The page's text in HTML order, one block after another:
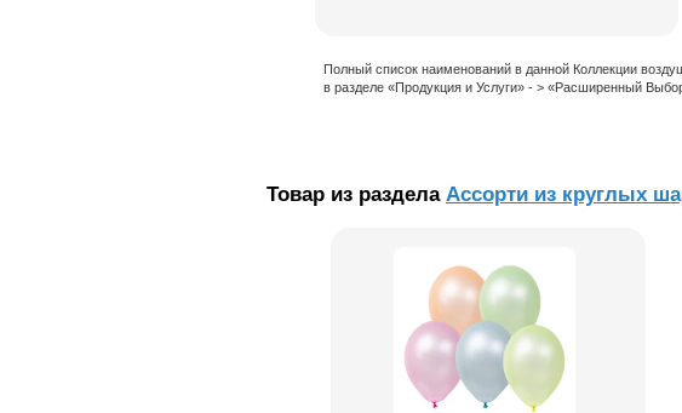
Полный список наименований в данной Коллекции
в разделе «Продукция и Услуги» - > «Расширенный
Товар из раздела Ассорти из круглых